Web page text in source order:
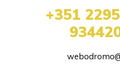
+351